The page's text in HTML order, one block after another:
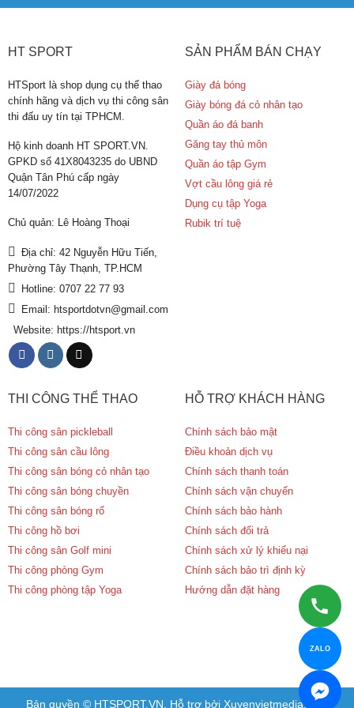
HT SPORT
HTSport là shop dụng cụ thể thao
chính hãng và dịch vụ thi công sân
thi đấu uy tín tại TPHCM.
Hộ kinh doanh HT SPORT.VN.
GPKD số 41X8043235 do UBND
Quận Tân Phú cấp ngày
14/07/2022
Chủ quản: Lê Hoàng Thoại
Địa chỉ: 42 Nguyễn Hữu Tiến,
Phường Tây Thạnh, TP.HCM
Hotline: 0707 22 77 93
Email: htsportdotvn@gmail.com
Website: https://htsport.vn
SẢN PHẨM BÁN CHẠY
Giày đá bóng
Giày bóng đá cỏ nhân tạo
Quần áo đá banh
Găng tay thủ môn
Quần áo tập Gym
Vợt cầu lông giá rẻ
Dụng cụ tập Yoga
Rubik trí tuệ
THI CÔNG THỂ THAO
Thi công sân pickleball
Thi công sân cầu lông
Thi công sân bóng cỏ nhân tạo
Thi công sân bóng chuyền
Thi công sân bóng rổ
Thi công hồ bơi
Thi công sân Golf mini
Thi công phòng Gym
Thi công phòng tập Yoga
HỖ TRỢ KHÁCH HÀNG
Chính sách bảo mật
Điều khoản dịch vụ
Chính sách thanh toán
Chính sách vận chuyển
Chính sách bảo hành
Chính sách đổi trả
Chính sách xử lý khiếu nại
Chính sách bảo trì định kỳ
Hướng dẫn đặt hàng
Bản quyền © HTSPORT.VN. Hỗ trợ bởi Xuyenvietmedia.com
ZALO